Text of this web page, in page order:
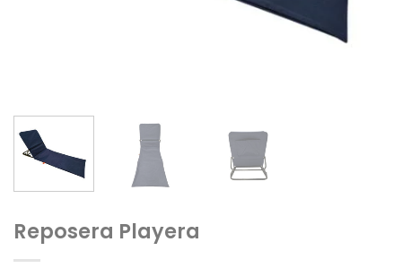
Reposera Playera